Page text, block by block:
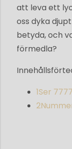
att leva ett
oss dyka
betyda, och
förmedla?
1Ser
2